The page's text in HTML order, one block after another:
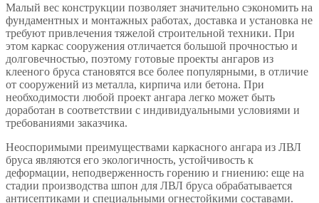
Малый вес конструкции позволяет значительно сэкономить на
фундаментных и монтажных работах, доставка и установка не
требуют привлечения тяжелой строительной техники. При
этом каркас сооружения отличается большой прочностью и
долговечностью, поэтому готовые проекты ангаров из
клееного бруса становятся все более популярными, в отличие
от сооружений из металла, кирпича или бетона. При
необходимости любой проект ангара легко может быть
доработан в соответствии с индивидуальными условиями и
требованиями заказчика.
Неоспоримыми преимуществами каркасного ангара из ЛВЛ
бруса являются его экологичность, устойчивость к
деформации, неподверженность горению и гниению: еще на
стадии производства шпон для ЛВЛ бруса обрабатывается
антисептиками и специальными огнестойкими составами.